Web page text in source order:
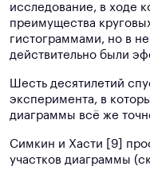
исследование, в ходе
преимущества
гистограммами, но в
действительно были
Шесть десятилетий
эксперимента, в
диаграммы всё же
Симкин и Хасти [9]
участков диаграммы